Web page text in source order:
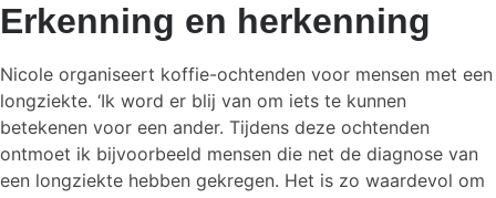
Erkenning en herkenning
Nicole organiseert koffie-ochtenden voor mensen met een
longziekte. ‘Ik word er blij van om iets te kunnen
betekenen voor een ander. Tijdens deze ochtenden
ontmoet ik bijvoorbeeld mensen die net de diagnose van
een longziekte hebben gekregen. Het is zo waardevol om